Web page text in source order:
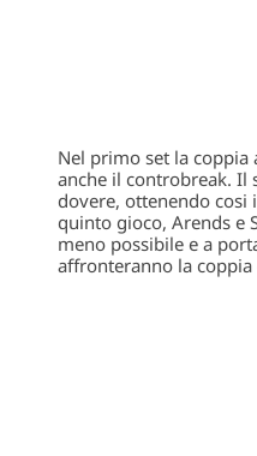
Nel primo set la
anche il controbreak. Il
dovere, ottenendo cosi
quinto gioco, Arends e
meno possibile e a
affronteranno la coppia